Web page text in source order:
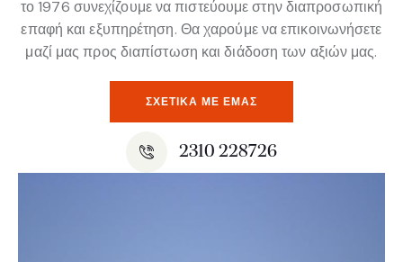
το 1976 συνεχίζουμε να πιστεύουμε στην διαπροσωπική
επαφή και εξυπηρέτηση. Θα χαρούμε να επικοινωνήσετε
μαζί μας προς διαπίστωση και διάδοση των αξιών μας.
ΣΧΕΤΙΚΆ ΜΕ ΕΜΆΣ
2310 228726